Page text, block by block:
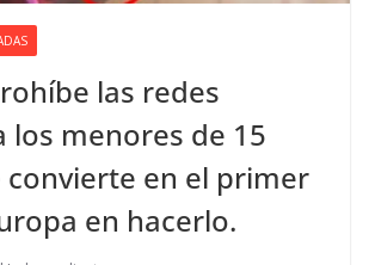
las redes
los menores de 15
convierte en el primer
en hacerlo.